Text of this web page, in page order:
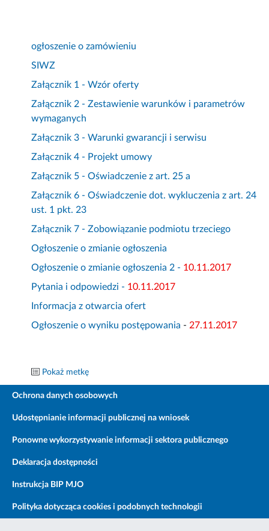
ogłoszenie o zamówieniu
SIWZ
Załącznik 1 - Wzór oferty
Załącznik 2 - Zestawienie warunków i parametrów
wymaganych
Załącznik 3 - Warunki gwarancji i serwisu
Załącznik 4 - Projekt umowy
Załącznik 5 - Oświadczenie z art. 25 a
Załącznik 6 - Oświadczenie dot. wykluczenia z art. 24
ust. 1 pkt. 23
Załącznik 7 - Zobowiązanie podmiotu trzeciego
Ogłoszenie o zmianie ogłoszenia
Ogłoszenie o zmianie ogłoszenia 2 - 10.11.2017
Pytania i odpowiedzi - 10.11.2017
Informacja z otwarcia ofert
Ogłoszenie o wyniku postępowania - 27.11.2017
Pokaż metkę
Ochrona danych osobowych
Udostępnianie informacji publicznej na wniosek
Ponowne wykorzystywanie informacji sektora publicznego
Deklaracja dostępności
Instrukcja BIP MJO
Polityka dotycząca cookies i podobnych technologii